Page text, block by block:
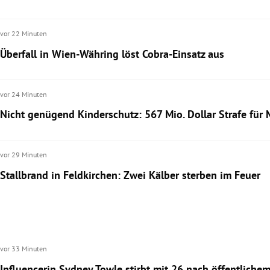
Untermenü
Untermenü
Untermenü
vor 22 Minuten
Überfall in Wien-Währing löst Cobra-Einsatz aus
vor 24 Minuten
Nicht genügend Kinderschutz: 567 Mio. Dollar Strafe für
vor 29 Minuten
Stallbrand in Feldkirchen: Zwei Kälber sterben im Feuer
vor 33 Minuten